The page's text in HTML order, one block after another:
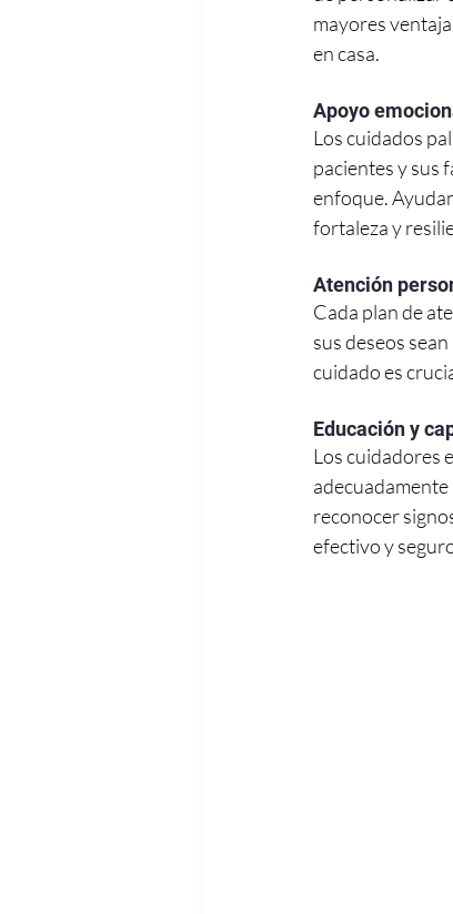
mayores
en casa.
Apoyo
Los cuidados
pacientes y sus
enfoque.
fortaleza y
Atención
Cada plan de
sus deseos
cuidado es
Educación y
Los cuidadores
reconocer
efectivo y